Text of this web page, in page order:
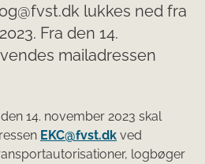
lukkes ned fra
Fra den 14.
mailadressen
14. november 2023 skal
EKC@fvst.dk ved
logbøger